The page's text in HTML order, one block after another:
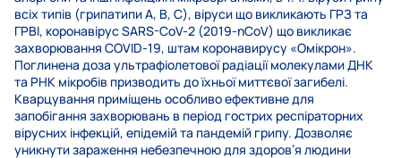
всіх типів (грипатипи A, B, C), віруси що викликають ГРЗ та
ГРВІ, коронавірус SARS-CoV-2 (2019-nCoV) що викликає
захворювання COVID-19, штам коронавирусу «Омікрон».
Поглинена доза ультрафіолетової радіації молекулами ДНК
та РНК мікробів призводить до їхньої миттєвої загибелі.
Кварцування приміщень особливо ефективне для
запобігання захворювань в період гострих респіраторних
вірусних інфекцій, епідемій та пандемій грипу. Дозволяє
уникнути зараження небезпечною для здоров’я людини